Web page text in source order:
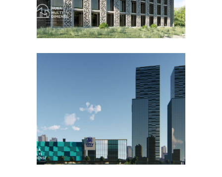
Desain DNB Tower di
Cilandak Jakarta Selatan